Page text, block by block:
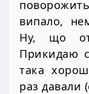
випало,
Ну, що
Прикидаю
така
раз давали